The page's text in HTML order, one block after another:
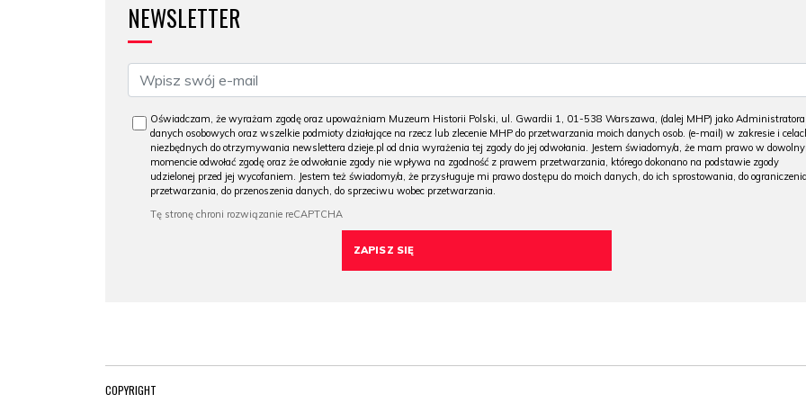
NEWSLETTER
Oświadczam, że wyrażam zgodę oraz upoważniam Muzeum Historii Polski, ul. Gwardii 1, 01-538 Warszawa, (dalej MHP) jako Administratora
danych osobowych oraz wszelkie podmioty działające na rzecz lub zlecenie MHP do przetwarzania moich danych osob. (e-mail) w zakresie i
niezbędnych do otrzymywania newslettera dzieje.pl od dnia wyrażenia tej zgody do jej odwołania. Jestem świadomy/a, że mam prawo w
momencie odwołać zgodę oraz że odwołanie zgody nie wpływa na zgodność z prawem przetwarzania, którego dokonano na podstawie zgody
udzielonej przed jej wycofaniem. Jestem też świadomy/a, że przysługuje mi prawo dostępu do moich danych, do ich sprostowania, do ograniczenia
przetwarzania, do przenoszenia danych, do sprzeciwu wobec przetwarzania.
COPYRIGHT